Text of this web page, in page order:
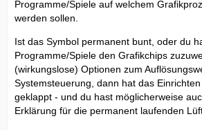
Programme/Spiele auf welchem
werden sollen.
Ist das Symbol permanent bunt, oder du
Programme/Spiele den Grafikchips
(wirkungslose) Optionen zum
Systemsteuerung, dann hat das
geklappt - und du hast möglicherweise
Erklärung für die permanent laufenden